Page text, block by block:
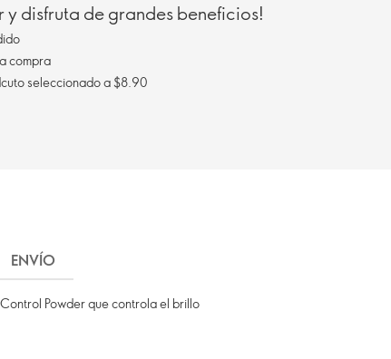
y disfruta de grandes beneficios!
compra
Envío gratis al comprar un prodcuto seleccionado a $8.90
ENVÍO
Powder que controla el brillo